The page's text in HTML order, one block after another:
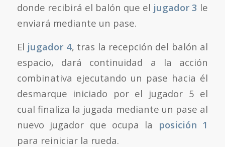
donde recibirá el balón que el jugador 3 le
enviará mediante un pase.
El jugador 4, tras la recepción del balón al
espacio, dará continuidad a la acción
combinativa ejecutando un pase hacia él
desmarque iniciado por el jugador 5 el
cual finaliza la jugada mediante un pase al
nuevo jugador que ocupa la posición 1
para reiniciar la rueda.